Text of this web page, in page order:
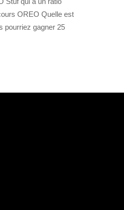
OREO Quelle est
pourriez gagner 25